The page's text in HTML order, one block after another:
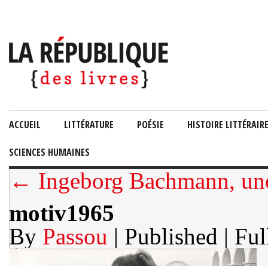
ACCUEIL LITTÉRATURE POÉSIE HISTOIRE LITTÉRAIRE
SCIENCES HUMAINES
← Ingeborg Bachmann,
motiv1965
By Passou | Published |